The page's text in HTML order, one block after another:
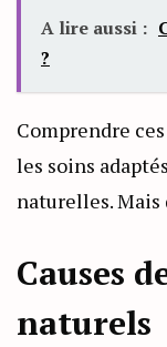
A lire aussi :
?
Comprendre
les soins
naturelles. Mais
Causes
naturels